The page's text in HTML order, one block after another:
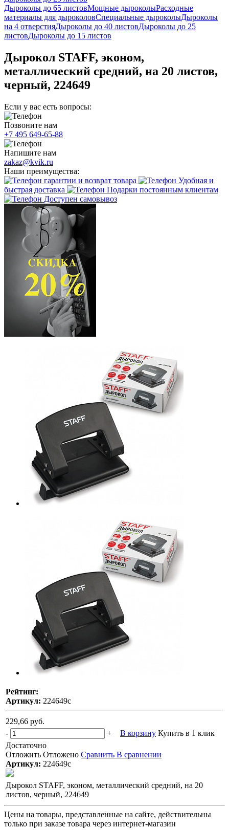
Дыроколы до 65 листовМощные дыроколыРасходные
материалы для дыроколовСпециальные дыроколыДыроколы
на 4 отверстияДыроколы до 40 листовДыроколы до 25
листовДыроколы до 15 листов
Дырокол STAFF, эконом,
металлический средний, на 20 листов,
черный, 224649
Если у вас есть вопросы:
Позвоните нам
+7 495 649-65-88
Напишите нам
zakaz@kvik.ru
Наши преимущества:
гарантии и возврат товара
Удобная и
быстрая доставка
Подарки постоянным клиентам
Доступен самовывоз
Рейтинг:
Артикул: 224649с
229,66 руб.
-
+ В корзину Купить в 1 клик
Достаточно
Отложить Отложено Сравнить В сравнении
Артикул: 224649с
Дырокол STAFF, эконом, металлический средний, на 20
листов, черный, 224649
Цены на товары, представленные на сайте, действительны
только при заказе товара через интернет-магазин